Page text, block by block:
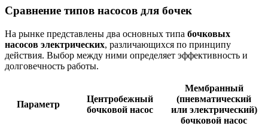
Сравнение типов насосов для бочек
На рынке представлены два основных типа бочковых
насосов электрических, различающихся по принципу
действия. Выбор между ними определяет эффективность и
долговечность работы.
Параметр
Центробежный
бочковой насос
Мембранный
(пневматический
или электрический)
бочковой насос